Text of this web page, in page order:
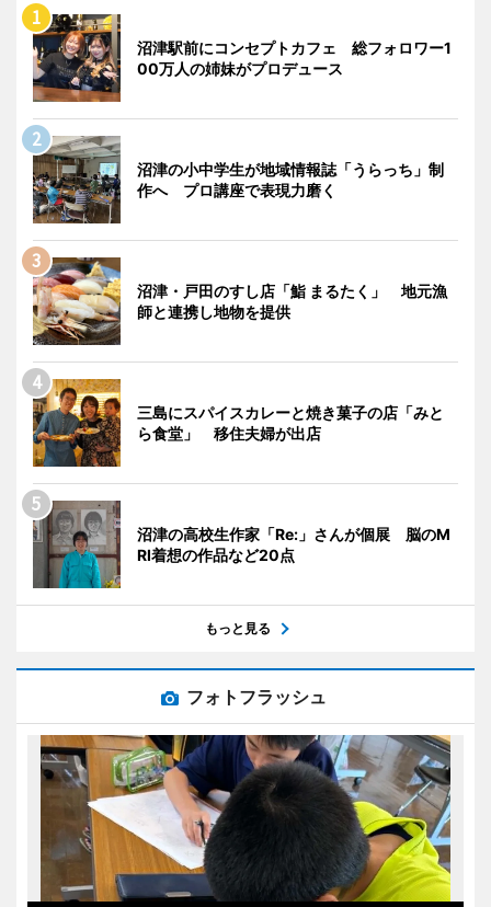
沼津駅前にコンセプトカフェ 総フォロワー1
00万人の姉妹がプロデュース
沼津の小中学生が地域情報誌「うらっち」制
作へ プロ講座で表現力磨く
沼津・戸田のすし店「鮨 まるたく」 地元漁
師と連携し地物を提供
三島にスパイスカレーと焼き菓子の店「みと
ら食堂」 移住夫婦が出店
沼津の高校生作家「Re:」さんが個展 脳のM
RI着想の作品など20点
もっと見る
フォトフラッシュ